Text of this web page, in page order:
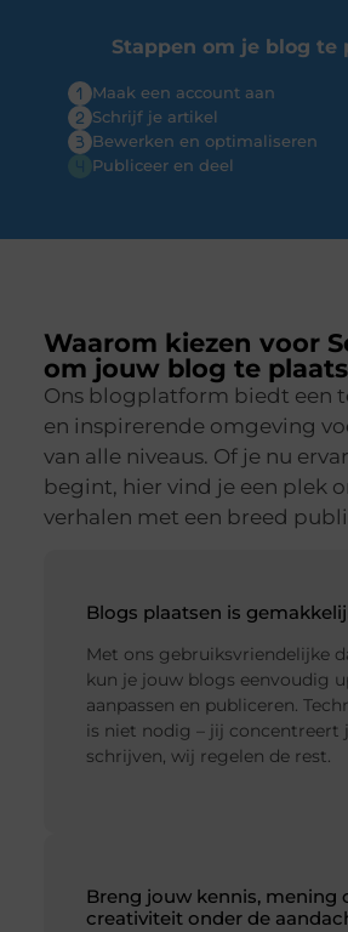
Stappen om je blog te
Maak een account aan
Schrijf je artikel
Bewerken en optimaliseren
Publiceer en deel
Waarom kiezen voor
om jouw blog te
Ons blogplatform biedt een
en inspirerende omgeving
van alle niveaus. Of je nu
begint, hier vind je een plek
verhalen met een breed
Blogs plaatsen is
Met ons gebruiksvriendelijke
kun je jouw blogs eenvoudig
aanpassen en publiceren.
is niet nodig – jij concentreert
schrijven, wij regelen de rest.
Breng jouw kennis, mening
creativiteit onder de